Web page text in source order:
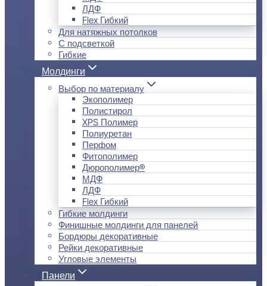
ЛДФ
Flex Гибкий
Для натяжных потолков
С подсветкой
Гибкие
Молдинги
Выбор по материалу
Экополимер
Полистирол
XPS Полимер
Полиуретан
Перфом
Фитополимер
Дюрополимер®
МДФ
ЛДФ
Flex Гибкий
Гибкие молдинги
Финишные молдинги для панелей
Бордюры декоративные
Рейки декоративные
Угловые элементы
Панели